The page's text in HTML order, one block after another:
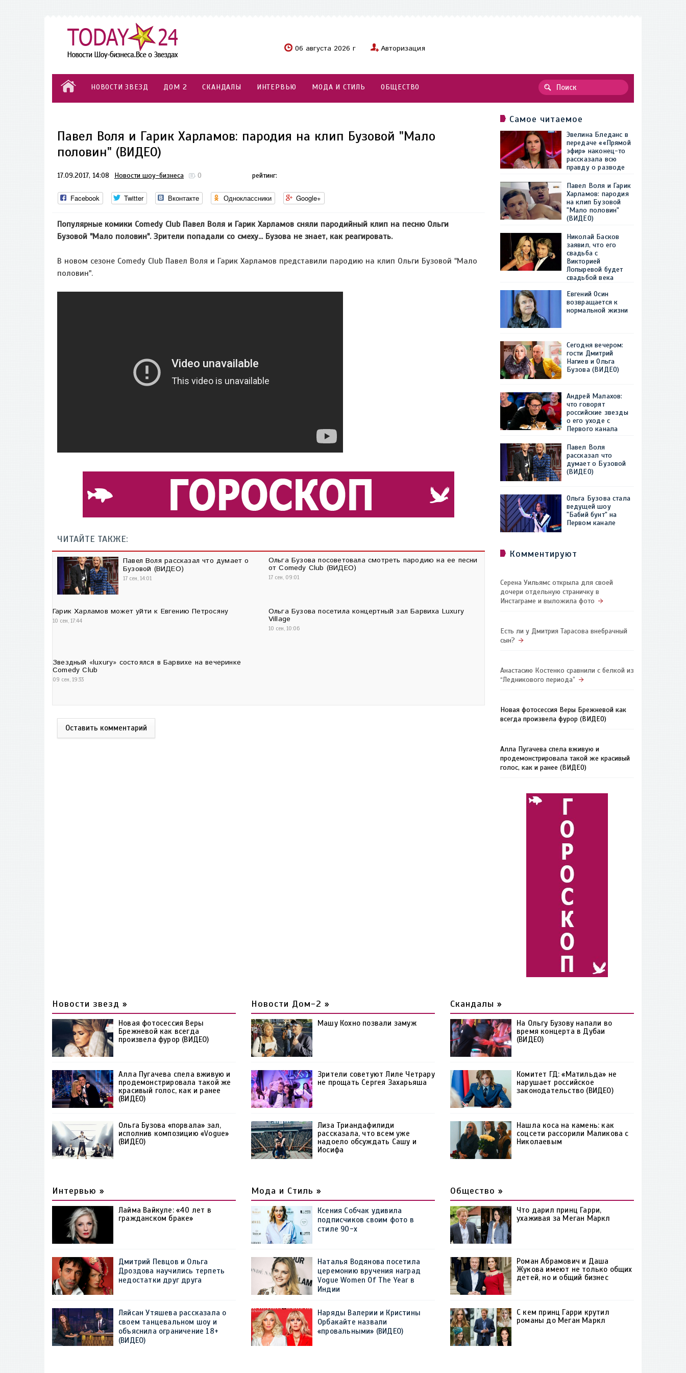
06 августа 2026 г Авторизация
НОВОСТИ ЗВЕЗД ДОМ 2 СКАНДАЛЫ ИНТЕРВЬЮ МОДА И СТИЛЬ ОБЩЕСТВО
Павел Воля и Гарик Харламов: пародия на клип Бузовой "Мало
половин" (ВИДЕО)
17.09.2017, 14:08 Новости шоу-бизнеса 0 рейтинг:
Facebook Twitter Вконтакте Одноклассники Google+
Популярные комики Comedy Club Павел Воля и Гарик Харламов сняли пародийный клип на песню Ольги
Бузовой "Мало половин". Зрители попадали со смеху... Бузова не знает, как реагировать.
В новом сезоне Comedy Club Павел Воля и Гарик Харламов представили пародию на клип Ольги Бузовой "Мало
половин".
ЧИТАЙТЕ ТАКЖЕ:
Павел Воля рассказал что думает о
Бузовой (ВИДЕО)
17 сен, 14:01
Ольга Бузова посоветовала смотреть пародию на ее песни
от Comedy Club (ВИДЕО)
17 сен, 09:01
Гарик Харламов может уйти к Евгению Петросяну
10 сен, 17:44
Ольга Бузова посетила концертный зал Барвиха Luxury
Village
10 сен, 10:06
Звездный «luxury» состоялся в Барвихе на вечеринке
Comedy Club
09 сен, 19:33
Оставить комментарий
Самое читаемое
Эвелина Бледанс в
передаче ««Прямой
эфир» наконец-то
рассказала всю
правду о разводе
Павел Воля и Гарик
Харламов: пародия
на клип Бузовой
"Мало половин"
(ВИДЕО)
Николай Басков
заявил, что его
свадьба с
Викторией
Лопыревой будет
свадьбой века
Евгений Осин
возвращается к
нормальной жизни
Сегодня вечером:
гости Дмитрий
Нагиев и Ольга
Бузова (ВИДЕО)
Андрей Малахов:
что говорят
российские звезды
о его уходе с
Первого канала
Павел Воля
рассказал что
думает о Бузовой
(ВИДЕО)
Ольга Бузова стала
ведущей шоу
"Бабий бунт" на
Первом канале
Комментируют
Серена Уильямс открыла для своей
дочери отдельную страничку в
Инстаграме и выложила фото
Есть ли у Дмитрия Тарасова внебрачный
сын?
Анастасию Костенко сравнили с белкой из
“Ледникового периода”
Новая фотосессия Веры Брежневой как
всегда произвела фурор (ВИДЕО)
Алла Пугачева спела вживую и
продемонстрировала такой же красивый
голос, как и ранее (ВИДЕО)
Новости звезд »
Новая фотосессия Веры
Брежневой как всегда
произвела фурор (ВИДЕО)
Алла Пугачева спела вживую и
продемонстрировала такой же
красивый голос, как и ранее
(ВИДЕО)
Ольга Бузова «порвала» зал,
исполнив композицию «Vogue»
(ВИДЕО)
Новости Дом-2 »
Машу Кохно позвали замуж
Зрители советуют Лиле Четрару
не прощать Сергея Захарьяша
Лиза Триандафилиди
рассказала, что всем уже
надоело обсуждать Сашу и
Иосифа
Скандалы »
На Ольгу Бузову напали во
время концерта в Дубаи
(ВИДЕО)
Комитет ГД: «Матильда» не
нарушает российское
законодательство (ВИДЕО)
Нашла коса на камень: как
соцсети рассорили Маликова с
Николаевым
Интервью »
Лайма Вайкуле: «40 лет в
гражданском браке»
Дмитрий Певцов и Ольга
Дроздова научились терпеть
недостатки друг друга
Ляйсан Утяшева рассказала о
своем танцевальном шоу и
объяснила ограничение 18+
(ВИДЕО)
Мода и Стиль »
Ксения Собчак удивила
подписчиков своим фото в
стиле 90-х
Наталья Водянова посетила
церемонию вручения наград
Vogue Women Of The Year в
Индии
Наряды Валерии и Кристины
Орбакайте назвали
«провальными» (ВИДЕО)
Общество »
Что дарил принц Гарри,
ухаживая за Меган Маркл
Роман Абрамович и Даша
Жукова имеют не только общих
детей, но и общий бизнес
С кем принц Гарри крутил
романы до Меган Маркл